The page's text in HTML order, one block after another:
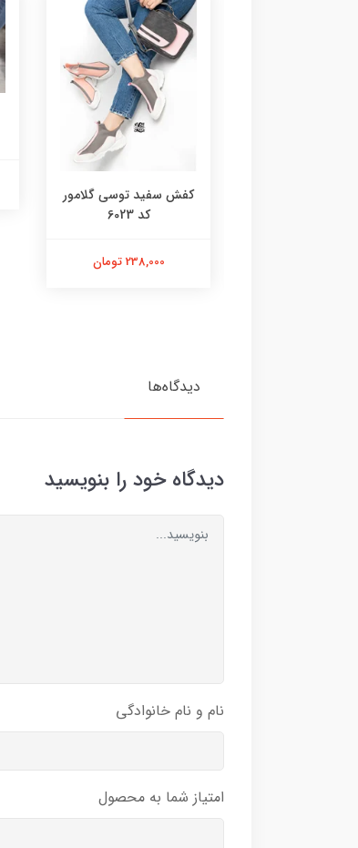
کفش سفید توسی گلامور
کد 6023
238,000 تومان
دیدگاه‌ها
دیدگاه خود را بنویسید
نام و نام خانوادگی
امتیاز شما به محصول